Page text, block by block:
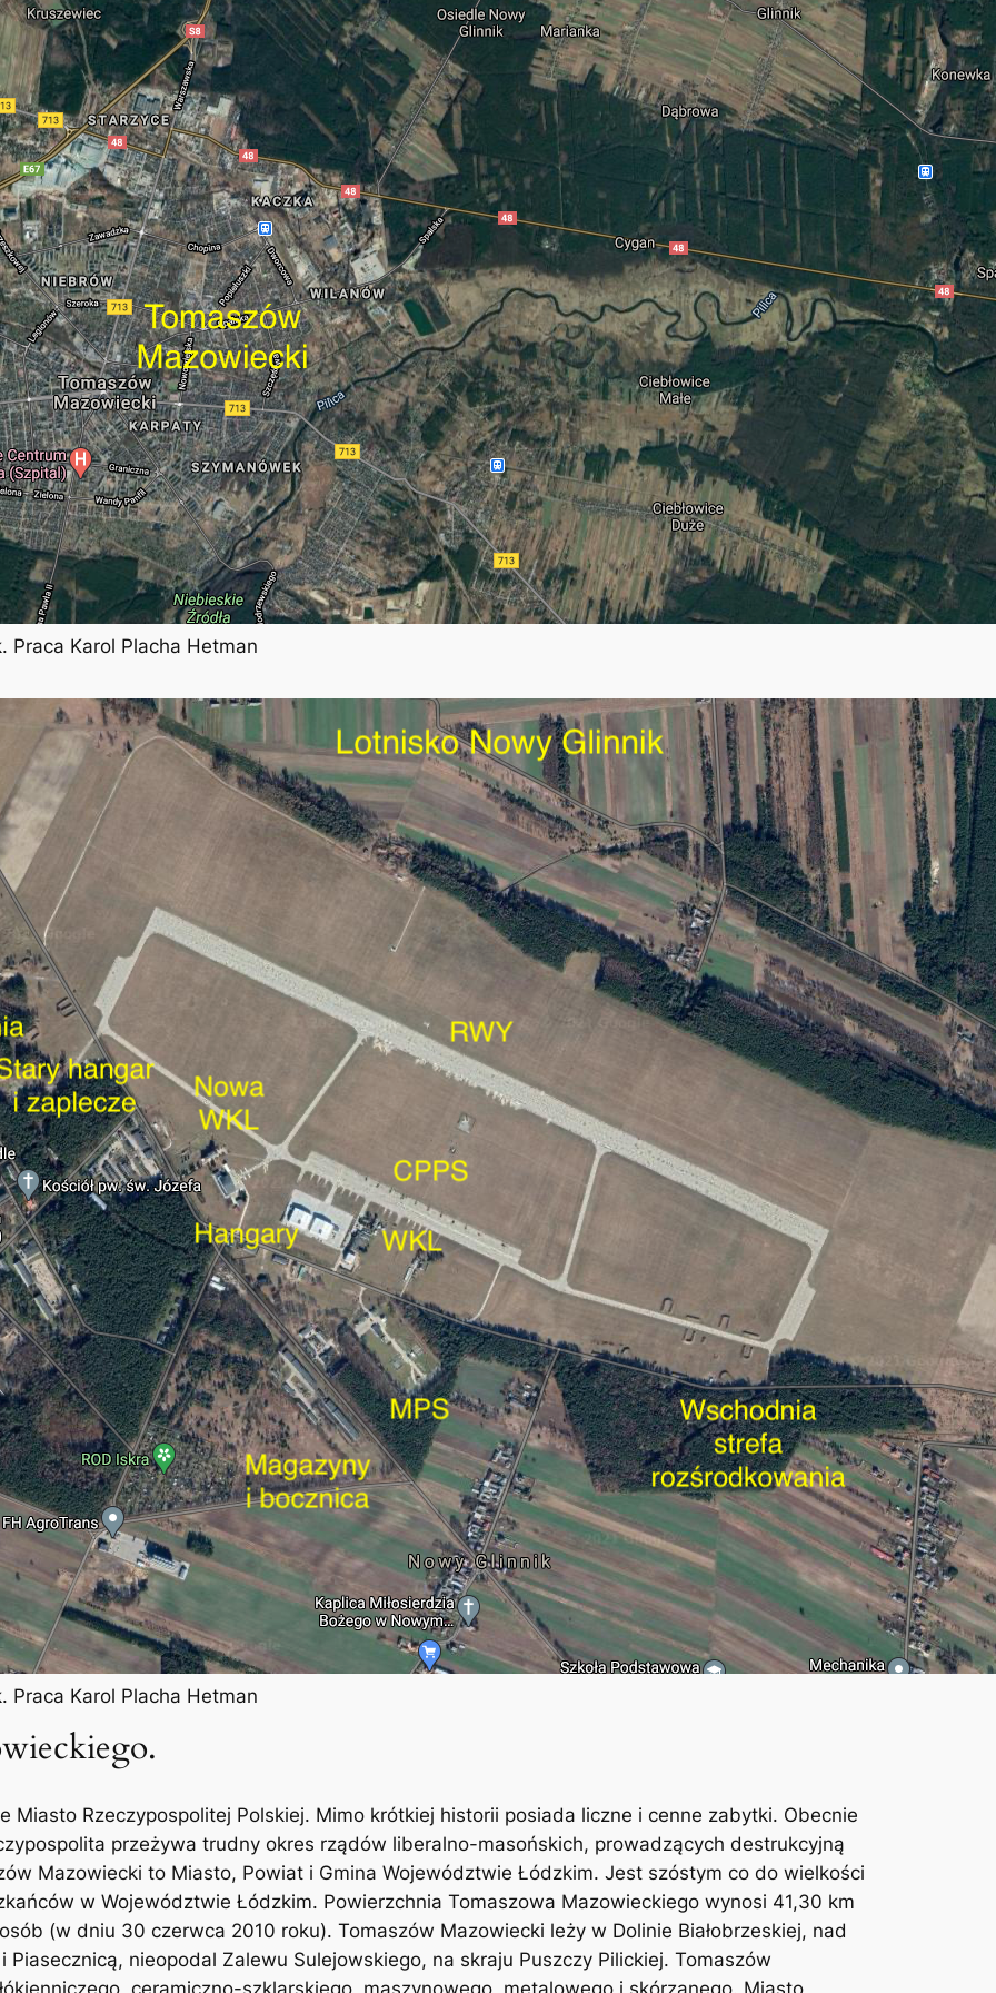
Praca Karol Placha Hetman
Praca Karol Placha Hetman
Miasto Rzeczypospolitej Polskiej. Mimo krótkiej historii posiada liczne i cenne zabytki. Obecnie
przeżywa trudny okres rządów liberalno-masońskich, prowadzących destrukcyjną
Mazowiecki to Miasto, Powiat i Gmina Województwie Łódzkim. Jest szóstym co do wielkości
w Województwie Łódzkim. Powierzchnia Tomaszowa Mazowieckiego wynosi 41,30 km
(w dniu 30 czerwca 2010 roku). Tomaszów Mazowiecki leży w Dolinie Białobrzeskiej, nad
Piasecznicą, nieopodal Zalewu Sulejowskiego, na skraju Puszczy Pilickiej. Tomaszów